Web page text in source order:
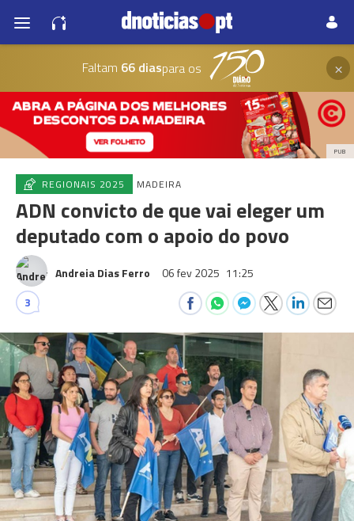
Faltam 66 diaspara os ×
PUB
REGIONAIS 2025 MADEIRA
ADN convicto de que vai eleger um
deputado com o apoio do povo
Andreia Dias Ferro 06 fev 2025 11:25
3